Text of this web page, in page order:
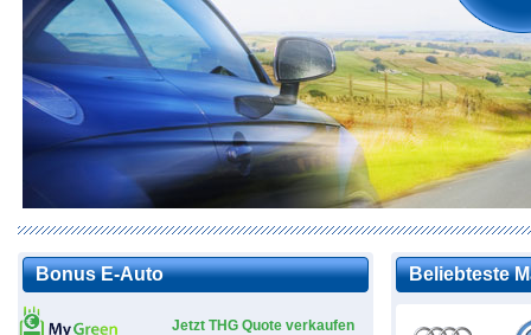
Bonus E-Auto
Jetzt THG Quote verkaufen
Beliebteste